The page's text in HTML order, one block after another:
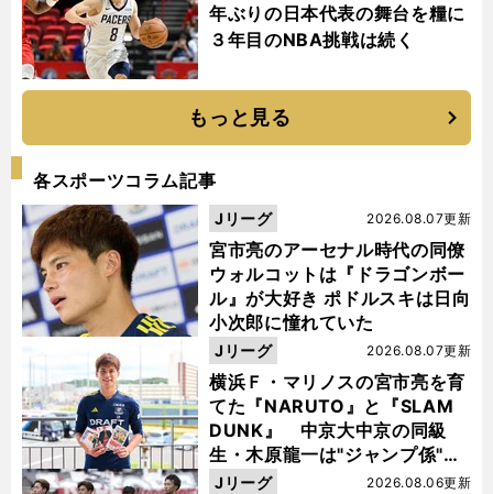
年ぶりの日本代表の舞台を糧に
３年目のNBA挑戦は続く
もっと見る
各スポーツコラム記事
宮市亮のアーセナル時代の同僚
ウォルコットは『ドラゴンボー
ル』が大好き ポドルスキは日向
小次郎に憧れていた
2026.08.07更新
Jリーグ
横浜Ｆ・マリノスの宮市亮を育
てた『NARUTO』と『SLAM
DUNK』 中京大中京の同級
生・木原龍一は"ジャンプ係"だ
った
2026.08.07更新
Jリーグ
2026.08.06更新
Jリーグ